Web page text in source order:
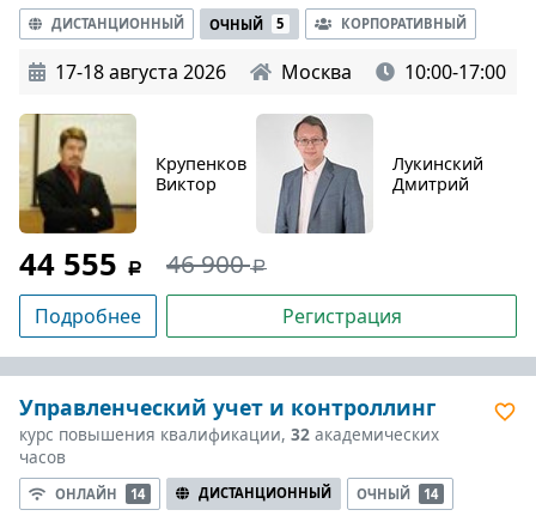
ДИСТАНЦИОННЫЙ ОЧНЫЙ 5 КОРПОРАТИВНЫЙ
17-18 августа 2026 Москва 10:00-17:00
Крупенков
Виктор
Лукинский
Дмитрий
44 555 46 900
Подробнее Регистрация
Управленческий учет и контроллинг
курс повышения квалификации, 32 академических
часов
ОНЛАЙН 14 ДИСТАНЦИОННЫЙ ОЧНЫЙ 14